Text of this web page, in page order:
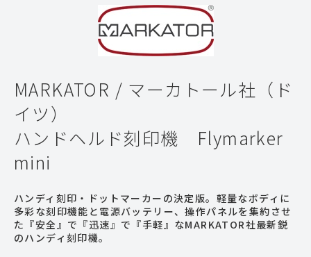
MARKATOR / マーカトール社（ド
イツ）
ハンドヘルド刻印機 Flymarker
mini
ハンディ刻印・ドットマーカーの決定版。軽量なボディに
多彩な刻印機能と電源バッテリー、操作パネルを集約させ
た『安全』で『迅速』で『手軽』なMARKATOR社最新鋭
のハンディ刻印機。